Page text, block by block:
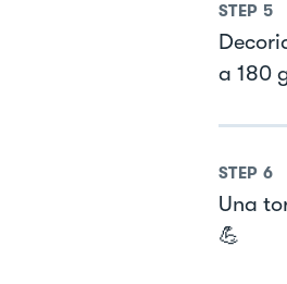
STEP 5
a 180
STEP 6
Una
💪